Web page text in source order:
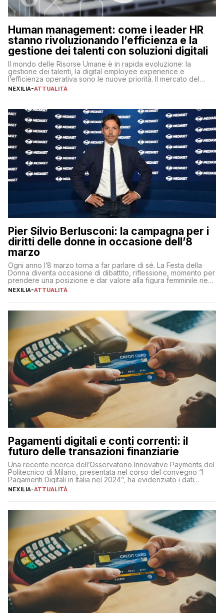
Human management: come i leader HR
stanno rivoluzionando l’efficienza e la
gestione dei talenti con soluzioni digitali
Il mondo delle Risorse Umane è in rapida evoluzione: la
gestione dei talenti, la digital employee experience e
l’efficienza operativa sono le nuove priorità. Il mercato del
lavoro, d’altra parte, è sempre più competitivo con una lotta
NEXILIA-ATTUALITÀ
Pier Silvio Berlusconi: la campagna per i
diritti delle donne in occasione dell’8
marzo
Ogni anno l’8 marzo torna a far parlare di sé. La Festa della
Donna diventa occasione di dibattito, riflessione, momento per
prendere una posizione e dar valore alla figura femminile nella
sua complessità e crucialità. A lanciare un messaggio “forte e
NEXILIA-ATTUALITÀ
Pagamenti digitali e conti correnti: il
futuro delle transazioni finanziarie
Una recente ricerca dell’Osservatorio Innovative Payments del
Politecnico di Milano, presentata nel corso del convegno “I
Pagamenti Digitali in Italia nel 2024”, ha evidenziato i dati
definitivi del primo semestre 2024 relativamente alle
NEXILIA-ATTUALITÀ